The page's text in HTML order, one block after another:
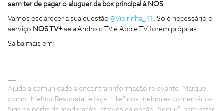
sem ter de pagar o aluguer da box principal à NOS
Vamos esclarecer a sua questão @Vieirinha_41
. Só é necessário o
serviço NOS TV+ se a Android TV e Apple TV forem próprias.
Saiba mais em:
Ajude a comunidade a encontrar informação relevante. Marque
como "Melhor Resposta" e faça "Like" nos melhores comentários.
Siga os perfis da moderação, através da opção "Seguir", para estar